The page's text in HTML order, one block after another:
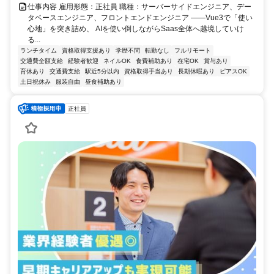
仕事内容 雇用形態：正社員 職種：サーバーサイドエンジニア、デー
タベースエンジニア、フロントエンドエンジニア ――Vue3で「使い
心地」を突き詰め、 AIを使い倒しながらSaas全体へ越境していけ
る...
ランチタイム 資格取得支援あり 学歴不問 転勤なし
フルリモート
交通費全額支給
経験者歓迎 ネイルOK 食費補助あり 在宅OK
賞与あり
育休あり
交通費支給 駅近5分以内 資格取得手当あり 長期休暇あり
ピアスOK
土日祝休み
服装自由 昼食補助あり
正社員